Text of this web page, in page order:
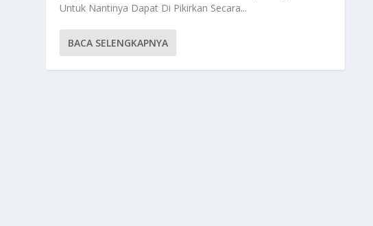
Untuk Nantinya Dapat Di Pikirkan Secara...
BACA SELENGKAPNYA